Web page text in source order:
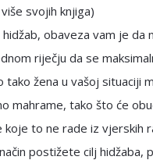
svojih knjiga)
obaveza vam je da
riječju da se
žena u vašoj situaciji
mahrame, tako što će
koje to ne rade iz vjerskih
postižete cilj hidžaba,